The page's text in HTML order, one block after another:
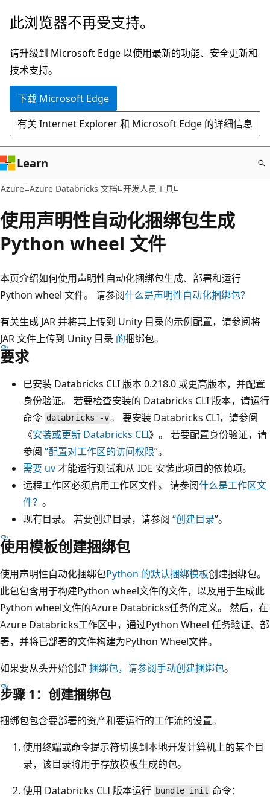
跳
主
要
内
此浏览器不再受支持。
请升级到 Microsoft Edge 以使用最新的功能、安全更新和
技术支持。
下载 Microsoft Edge
有关 Internet Explorer 和 Microsoft Edge 的详细信息
Learn
Azure Azure Databricks 文档 开发人员工具
使用声明性自动化捆绑包生成
Python wheel 文件
本页介绍如何使用声明性自动化捆绑包生成、部署和运行
Python wheel 文件。 请参阅什么是声明性自动化捆绑包？
有关生成 JAR 并将其上传到 Unity 目录的示例配置，请参阅将
JAR 文件上传到 Unity 目录 的捆绑包。
要求
已安装 Databricks CLI 版本 0.218.0 或更高版本，并配置
身份验证。 若要检查安装的 Databricks CLI 版本，请运行
命令 databricks -v。 要安装 Databricks CLI，请参阅
《安装或更新 Databricks CLI》。 若要配置身份验证，请
参阅 “配置对工作区的访问权限”。
需要 uv才能运行测试和从 IDE 安装此项目的依赖项。
远程工作区必须启用工作区文件。 请参阅什么是工作区文
件？ 。
现有目录。 若要创建目录，请参阅 “创建目录”。
使用模板创建捆绑包
使用声明性自动化捆绑包Python 的默认捆绑模板创建捆绑包。
此包包含用于构建Python wheel文件的文件，以及用于生成此
Python wheel文件的Azure Databricks任务的定义。 然后，在
Azure Databricks工作区中，通过Python Wheel 任务验证、部
署，并将已部署的文件构建为Python Wheel文件。
如果要从头开始创建捆绑包，请参阅手动创建捆绑包。
步骤 1：创建捆绑包
捆绑包包含要部署的资产和要运行的工作流的设置。
使用终端或命令提示符切换到本地开发计算机上的某个目
录，该目录将用于存放模板生成的包。
使用 Databricks CLI 版本运行 bundle init 命令：